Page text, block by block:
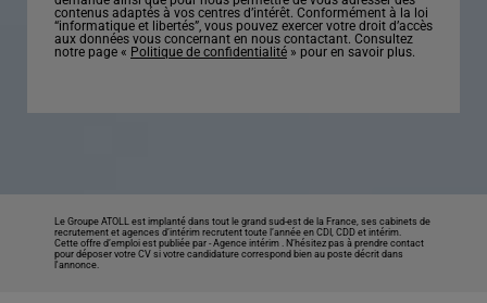
contenus adaptés à vos centres d’intérêt. Conformément à la loi
“informatique et libertés”, vous pouvez exercer votre droit d’accès
aux données vous concernant en nous contactant. Consultez
notre page « Politique de confidentialité » pour en savoir plus.
Le Groupe ATOLL est implanté dans tout le grand sud-est de la France, ses cabinets de
recrutement et agences d’intérim recrutent toute l’année en CDI, CDD et intérim.
Cette offre d’emploi est publiée par -Agence intérim . N’hésitez pas à prendre contact
pour déposer votre CV si votre candidature correspond bien au poste décrit dans
l'annonce.